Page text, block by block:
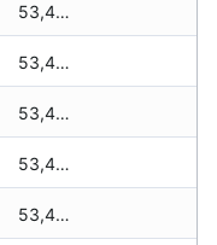
53,445 zł
53,445 zł
53,445 zł
53,445 zł
53,445 zł